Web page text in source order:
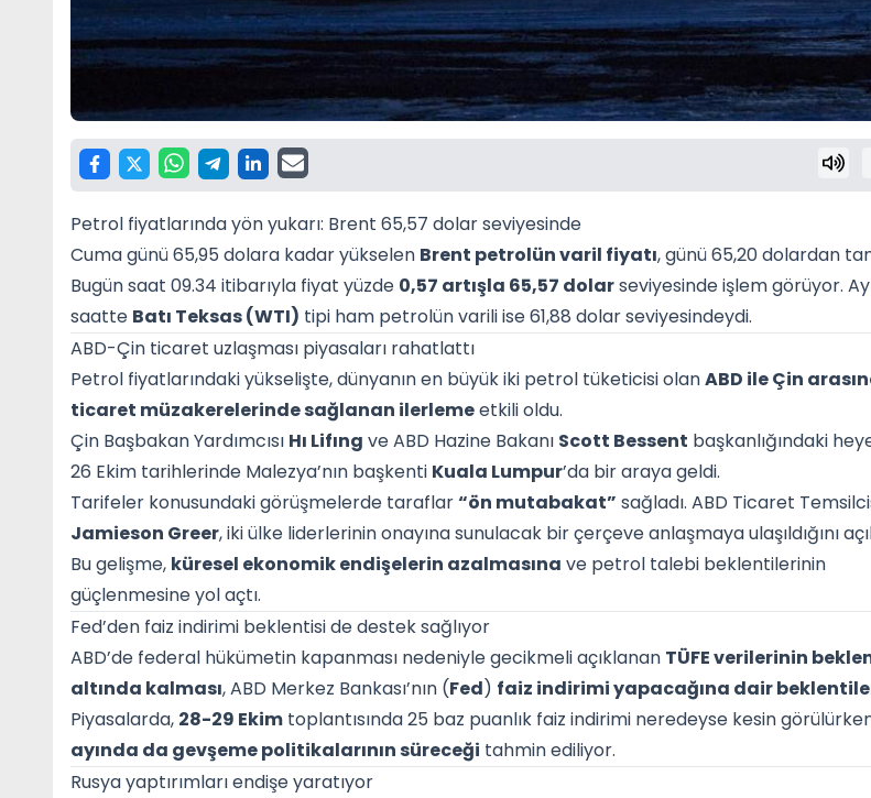
Petrol fiyatlarında yön yukarı: Brent 65,57 dolar seviyesinde
Cuma günü 65,95 dolara kadar yükselen Brent petrolün varil fiyatı, günü 65,20 dolardan
Bugün saat 09.34 itibarıyla fiyat yüzde 0,57 artışla 65,57 dolarseviyesinde işlem görüyor.
saatte Batı Teksas (WTI) tipi ham petrolün varili ise 61,88 dolar seviyesindeydi.
ABD-Çin ticaret uzlaşması piyasaları rahatlattı
Petrol fiyatlarındaki yükselişte, dünyanın en büyük iki petrol tüketicisi olanABD ile Çin
ticaret müzakerelerinde sağlanan ilerlemeetkili oldu.
Çin Başbakan Yardımcısı Hı Lifıng ve ABD Hazine Bakanı Scott Bessent başkanlığındaki
26 Ekim tarihlerinde Malezya’nın başkenti Kuala Lumpur’da bir araya geldi.
Tarifeler konusundaki görüşmelerde taraflar“ön mutabakat” sağladı. ABD Ticaret
Jamieson Greer, iki ülke liderlerinin onayına sunulacak bir çerçeve anlaşmaya ulaşıldığını
Bu gelişme, küresel ekonomik endişelerin azalmasına ve petrol talebi beklentilerinin
güçlenmesine yol açtı.
Fed’den faiz indirimi beklentisi de destek sağlıyor
ABD’de federal hükümetin kapanması nedeniyle gecikmeli açıklanan TÜFE verilerinin
altında kalması, ABD Merkez Bankası’nın (Fed) faiz indirimi yapacağına dair
Piyasalarda, 28-29 Ekim toplantısında 25 baz puanlık faiz indirimi neredeyse kesin
ayında da gevşeme politikalarının süreceği tahmin ediliyor.
Rusya yaptırımları endişe yaratıyor